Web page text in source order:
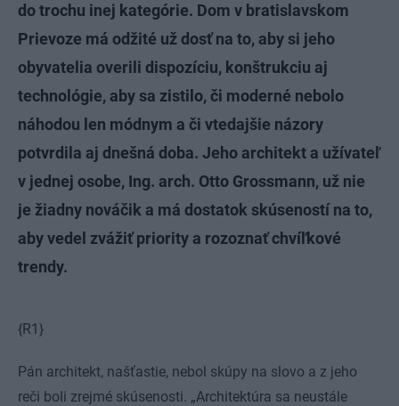
do trochu inej kategórie. Dom v bratislavskom
Prievoze má odžité už dosť na to, aby si jeho
obyvatelia overili dispozíciu, konštrukciu aj
technológie, aby sa zistilo, či moderné nebolo
náhodou len módnym a či vtedajšie názory
potvrdila aj dnešná doba. Jeho architekt a užívateľ
v jednej osobe, Ing. arch. Otto Grossmann, už nie
je žiadny nováčik a má dostatok skúseností na to,
aby vedel zvážiť priority a rozoznať chvíľkové
trendy.
{R1}
Pán architekt, našťastie, nebol skúpy na slovo a z jeho
reči boli zrejmé skúsenosti. „Architektúra sa neustále